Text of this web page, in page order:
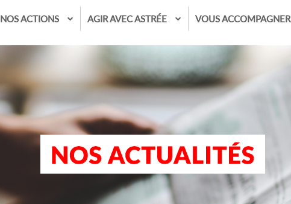
NOS ACTIONS AGIR AVEC ASTRÉE VOUS ACCOMPAGNER